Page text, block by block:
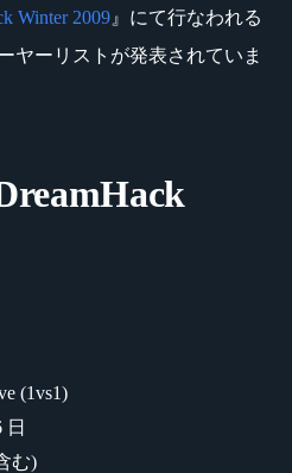
Winter 2009 』にて行なわれる
ヤーリストが発表されていま
(1vs1)
日
む)